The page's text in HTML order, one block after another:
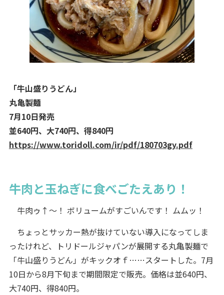
「牛山盛りうどん」
丸亀製麺
7月10日発売
並640円、大740円、得840円
https://www.toridoll.com/ir/pdf/180703gy.pdf
牛肉と玉ねぎに食べごたえあり！
牛肉ゥ↑～！ ボリュームがすごいんです！ ムムッ！
ちょっとサッカー熱が抜けていない導入になってしま
ったけれど、トリドールジャパンが展開する丸亀製麺で
「牛山盛りうどん」がキックオｆ……スタートした。7月
10日から8月下旬まで期間限定で販売。価格は並640円、
大740円、得840円。